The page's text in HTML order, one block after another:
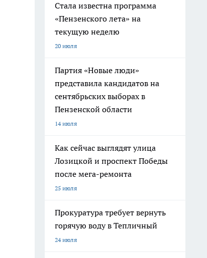
Стала известна программа
«Пензенского лета» на
текущую неделю
20 июля
Партия «Новые люди»
представила кандидатов на
сентябрьских выборах в
Пензенской области
14 июля
Как сейчас выглядят улица
Лозицкой и проспект Победы
после мега-ремонта
25 июля
Прокуратура требует вернуть
горячую воду в Тепличный
24 июля